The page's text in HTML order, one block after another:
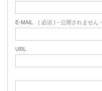
E-MAIL ( 必須 ) - 公開されません -
URL